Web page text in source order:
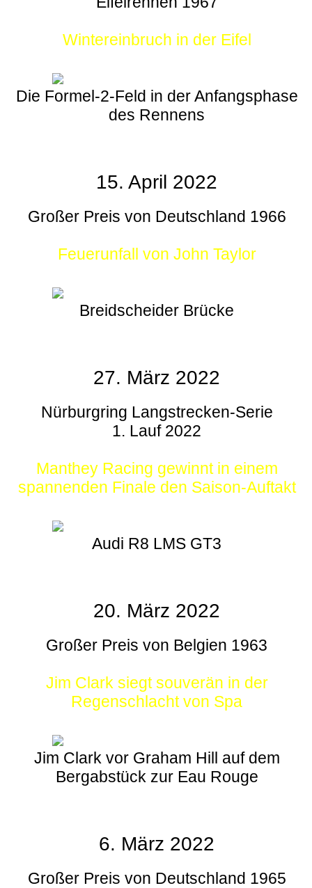
Wintereinbruch in der Eifel
Die Formel-2-Feld in der Anfangsphase
des Rennens
15. April 2022
Großer Preis von Deutschland 1966
Feuerunfall von John Taylor
Breidscheider Brücke
27. März 2022
Nürburgring Langstrecken-Serie
1. Lauf 2022
Manthey Racing gewinnt in einem
spannenden Finale den Saison-Auftakt
Audi R8 LMS GT3
20. März 2022
Großer Preis von Belgien 1963
Jim Clark siegt souverän in der
Regenschlacht von Spa
Jim Clark vor Graham Hill auf dem
Bergabstück zur Eau Rouge
6. März 2022
Großer Preis von Deutschland 1965